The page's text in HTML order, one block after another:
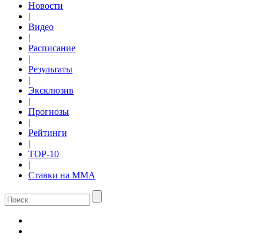
Новости
|
Видео
|
Расписание
|
Результаты
|
Эксклюзив
|
Прогнозы
|
Рейтинги
|
TOP-10
|
Ставки на ММА